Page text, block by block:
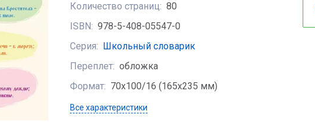
Количество страниц: 80
ISBN: 978-5-408-05547-0
Серия:
Школьный словарик
Переплет: обложка
Формат: 70х100/16 (165x235 мм)
Все характеристики